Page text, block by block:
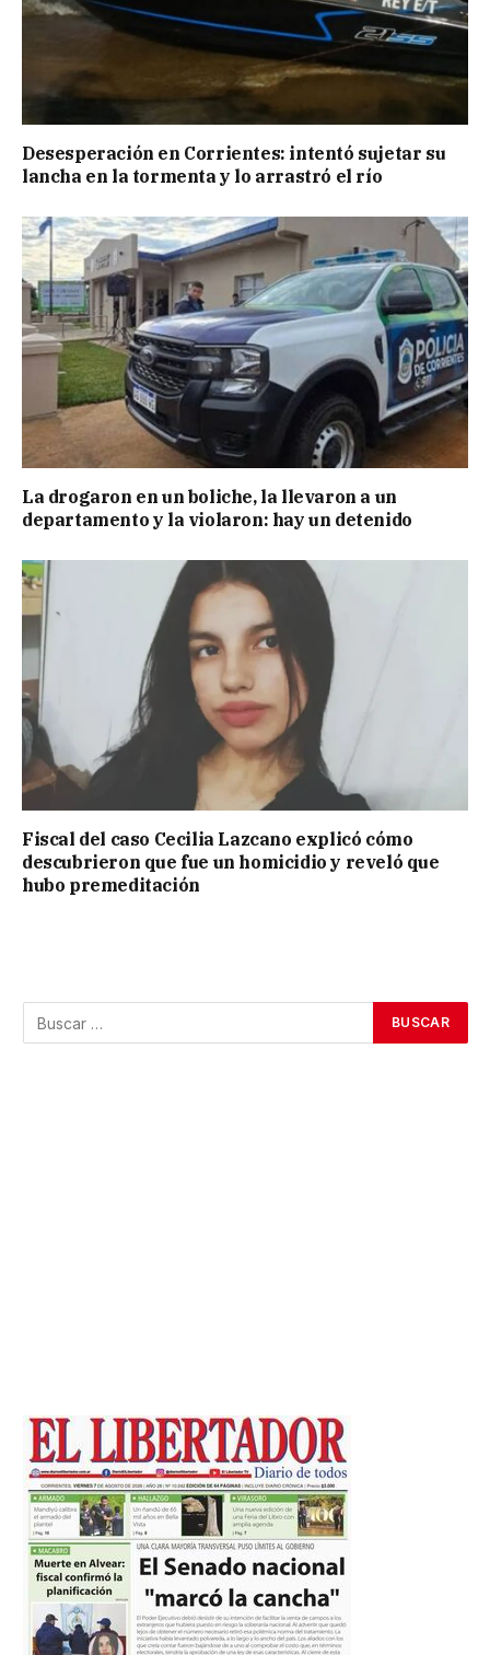
Desesperación en Corrientes: intentó sujetar su
lancha en la tormenta y lo arrastró el río
La drogaron en un boliche, la llevaron a un
departamento y la violaron: hay un detenido
Fiscal del caso Cecilia Lazcano explicó cómo
descubrieron que fue un homicidio y reveló que
hubo premeditación